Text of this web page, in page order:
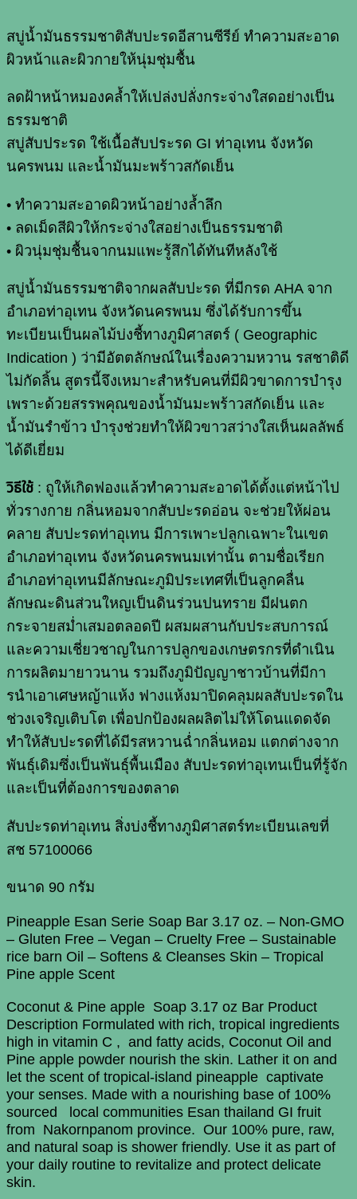
สบู่น้ำมันธรรมชาติสับปะรดอีสานซีรีย์ ทำความสะอาด
ผิวหน้าและผิวกายให้นุ่มชุ่มชื้น
ลดฝ้าหน้าหมองคล้ำให้เปล่งปลั่งกระจ่างใสดอย่างเป็น
ธรรมชาติ
สบู่สับประรด ใช้เนื้อสับประรด GI ท่าอุเทน จังหวัด
นครพนม และน้ำมันมะพร้าวสกัดเย็น
• ทำความสะอาดผิวหน้าอย่างล้ำลึก
• ลดเม็ดสีผิวให้กระจ่างใสอย่างเป็นธรรมชาติ
• ผิวนุ่มชุ่มชื้นจากนมแพะรู้สึกได้ทันทีหลังใช้
สบู่น้ำมันธรรมชาติจากผลสับปะรด ที่มีกรด AHA จาก
อำเภอท่าอุเทน จังหวัดนครพนม ซึ่งได้รับการขึ้น
ทะเบียนเป็นผลไม้บ่งชี้ทางภูมิศาสตร์ ( Geographic
Indication ) ว่ามีอัตตลักษณ์ในเรื่องความหวาน รสชาติดี
ไม่กัดลิ้น สูตรนี้จึงเหมาะสำหรับคนที่มีผิวขาดการบำรุง
เพราะด้วยสรรพคุณของน้ำมันมะพร้าวสกัดเย็น และ
น้ำมันรำข้าว บำรุงช่วยทำให้ผิวขาวสว่างใสเห็นผลลัพธ์
ได้ดีเยี่ยม
วิธีใช้ : ถูให้เกิดฟองแล้วทำความสะอาดได้ตั้งแต่หน้าไป
ทั่วรางกาย กลิ่นหอมจากสับปะรดอ่อน จะช่วยให้ผ่อน
คลาย สับปะรดท่าอุเทน มีการเพาะปลูกเฉพาะในเขต
อำเภอท่าอุเทน จังหวัดนครพนมเท่านั้น ตามชื่อเรียก
อำเภอท่าอุเทนมีลักษณะภูมิประเทศที่เป็นลูกคลื่น
ลักษณะดินส่วนใหญเป็นดินร่วนปนทราย มีฝนตก
กระจายสม่ำเสมอตลอดปี ผสมผสานกับประสบการณ์
และความเชี่ยวชาญในการปลูกของเกษตรกรที่ดำเนิน
การผลิตมายาวนาน รวมถึงภูมิปัญญาชาวบ้านที่มีกา
รนําเอาเศษหญ้าแห้ง ฟางแห้งมาปิดคลุมผลสับปะรดใน
ช่วงเจริญเติบโต เพื่อปกป้องผลผลิตไม่ให้โดนแดดจัด
ทําให้สับปะรดที่ได้มีรสหวานฉ่ำกลิ่นหอม แตกต่างจาก
พันธุ์เดิมซึ่งเป็นพันธุ์พื้นเมือง สับปะรดท่าอุเทนเป็นที่รู้จัก
และเป็นที่ต้องการของตลาด
สับปะรดท่าอุเทน สิ่งบ่งชี้ทางภูมิศาสตร์ทะเบียนเลขที่
สช 57100066
ขนาด 90 กรัม
Pineapple Esan Serie Soap Bar 3.17 oz. – Non-GMO
– Gluten Free – Vegan – Cruelty Free – Sustainable
rice barn Oil – Softens & Cleanses Skin – Tropical
Pine apple Scent
Coconut & Pine apple Soap 3.17 oz Bar Product
Description Formulated with rich, tropical ingredients
high in vitamin C , and fatty acids, Coconut Oil and
Pine apple powder nourish the skin. Lather it on and
let the scent of tropical-island pineapple captivate
your senses. Made with a nourishing base of 100%
sourced local communities Esan thailand GI fruit
from Nakornpanom province. Our 100% pure, raw,
and natural soap is shower friendly. Use it as part of
your daily routine to revitalize and protect delicate
skin.